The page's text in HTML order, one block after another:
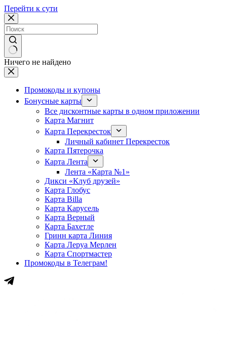
Перейти к сути
Ничего не найдено
Промокоды и купоны
Бонусные карты
Все дисконтные карты в одном приложении
Карта Магнит
Карта Перекресток
Личный кабинет Перекресток
Карта Пятерочка
Карта Лента
Лента «Карта №1»
Дикси «Клуб друзей»
Карта Глобус
Карта Billa
Карта Карусель
Карта Верный
Карта Бахетле
Гринн карта Линия
Карта Леруа Мерлен
Карта Спортмастер
Промокоды в Телеграм!